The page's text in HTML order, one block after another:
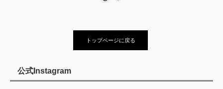
トップページに戻る
公式Instagram